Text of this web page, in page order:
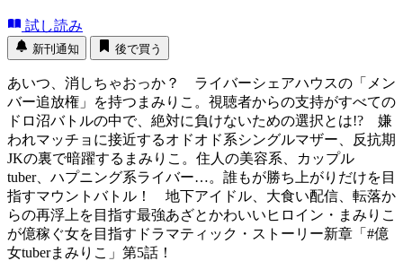
試し読み
新刊通知 後で買う
あいつ、消しちゃおっか？ ライバーシェアハウスの「メン
バー追放権」を持つまみりこ。視聴者からの支持がすべての
ドロ沼バトルの中で、絶対に負けないための選択とは!? 嫌
われマッチョに接近するオドオド系シングルマザー、反抗期
JKの裏で暗躍するまみりこ。住人の美容系、カップル
tuber、ハプニング系ライバー…。誰もが勝ち上がりだけを目
指すマウントバトル！ 地下アイドル、大食い配信、転落か
らの再浮上を目指す最強あざとかわいいヒロイン・まみりこ
が億稼ぐ女を目指すドラマティック・ストーリー新章「#億
女tuberまみりこ」第5話！